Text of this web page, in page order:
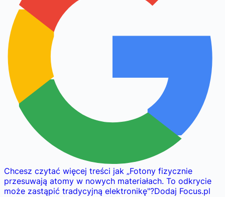
Chcesz czytać więcej treści jak „Fotony fizycznie
przesuwają atomy w nowych materiałach. To odkrycie
może zastąpić tradycyjną elektronikę"?Dodaj Focus.pl